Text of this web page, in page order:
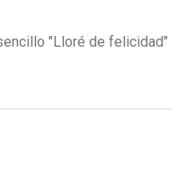
"Lloré de felicidad"